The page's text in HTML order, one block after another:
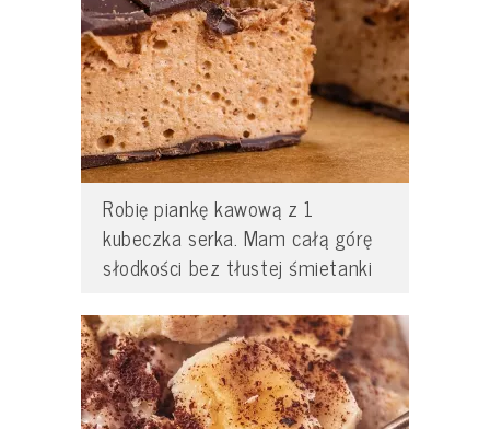
Robię piankę kawową z 1
kubeczka serka. Mam całą górę
słodkości bez tłustej śmietanki